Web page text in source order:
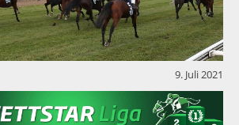
9. Juli 2021